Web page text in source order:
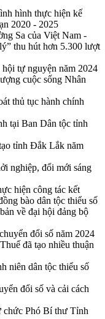
hình thực hiện kế
2020 - 2025
Sa của Việt Nam -
thu hút hơn 5.300 lượt
tự nguyện năm 2024
cuộc sống Nhân
thủ tục hành chính
tại Ban Dân tộc tỉnh
tỉnh Đắk Lắk năm
nghiệp, đổi mới sáng
hiện công tác kết
bào dân tộc thiểu số
về đại hội đảng bộ
đổi số năm 2024
đã tạo nhiều thuận
niên dân tộc thiểu số
đổi số và cải cách
Phó Bí thư Tỉnh